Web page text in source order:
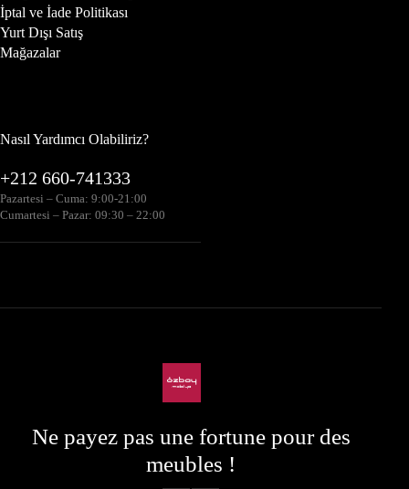
İptal ve İade Politikası
Yurt Dışı Satış
Mağazalar
Nasıl Yardımcı Olabiliriz?
+212 660-741333
Pazartesi – Cuma: 9:00-21:00
Cumartesi – Pazar: 09:30 – 22:00
Ne payez pas une fortune pour des
meubles !